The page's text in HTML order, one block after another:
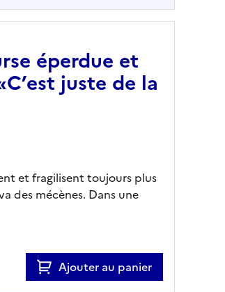
éperdue et
juste de la
et fragilisent toujours plus
des mécènes. Dans une
Ajouter au panier